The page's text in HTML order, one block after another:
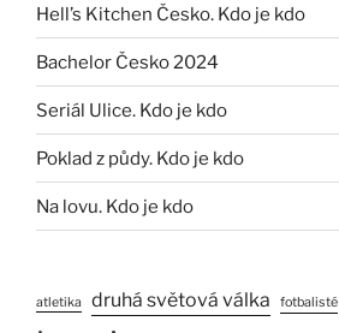
Hell’s Kitchen Česko. Kdo je kdo
Bachelor Česko 2024
Seriál Ulice. Kdo je kdo
Poklad z půdy. Kdo je kdo
Na lovu. Kdo je kdo
atletika druhá světová válka fotbalisté